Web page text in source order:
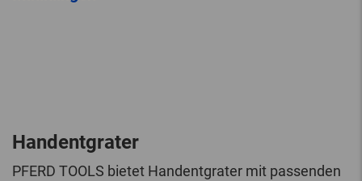
Handentgrater
PFERD TOOLS bietet Handentgrater mit passenden